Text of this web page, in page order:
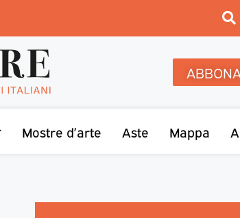
Mostre d’arte Aste Mappa